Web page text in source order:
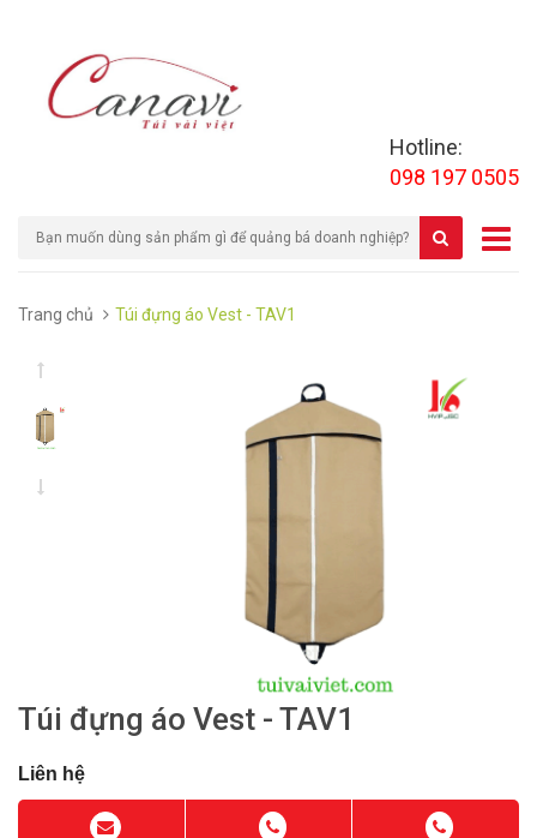
Hotline:
098 197 0505
Trang chủ Túi đựng áo Vest - TAV1
Túi đựng áo Vest - TAV1
Liên hệ